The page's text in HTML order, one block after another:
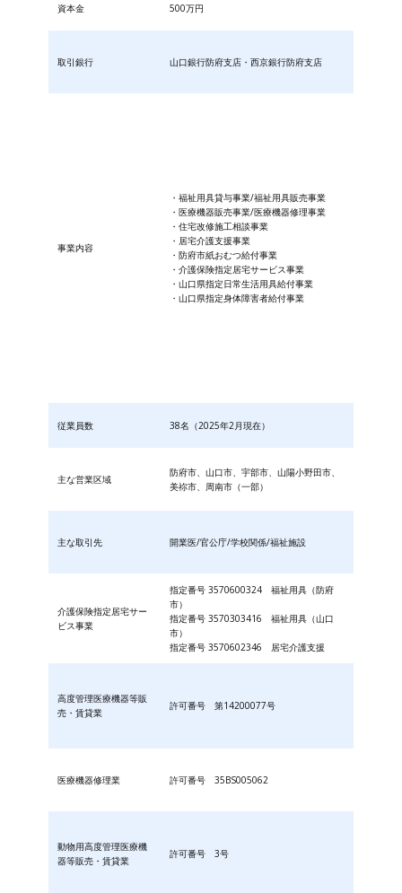
資本金 500万円
取引銀行 山口銀行防府支店・西京銀行防府支店
事業内容
・福祉用具貸与事業/福祉用具販売事業
・医療機器販売事業/医療機器修理事業
・住宅改修施工相談事業
・居宅介護支援事業
・防府市紙おむつ給付事業
・​介護保険指定居宅サービス事業
・山口県指定日常生活用具給付事業
・山口県指定身体障害者給付事業
従業員数 38名（2025年2月現在）
主な営業区域
防府市、山口市、宇部市、山陽小野田市、
美祢市、周南市（一部）
主な取引先 開業医/官公庁/学校関係/福祉施設
介護保険指定居宅サー
ビス事業
指定番号 3570600324 福祉用具（防府
市）
指定番号 3570303416 福祉用具（山口
市）
指定番号 3570602346 居宅介護支援
高度管理医療機器等販
売・賃貸業
許可番号 第14200077号
医療機器修理業 許可番号 35BS005062
動物用高度管理医療機
器等販売・賃貸業
許可番号 3号